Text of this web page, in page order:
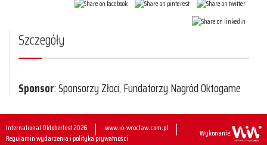
Szczegóły
Sponsor: Sponsorzy Złoci, Fundatorzy Nagród Oktogame
International Oktoberfest 2026
www.io-wroclaw.com.pl
Regulamin wydarzenia i polityka prywatności
Wykonanie: